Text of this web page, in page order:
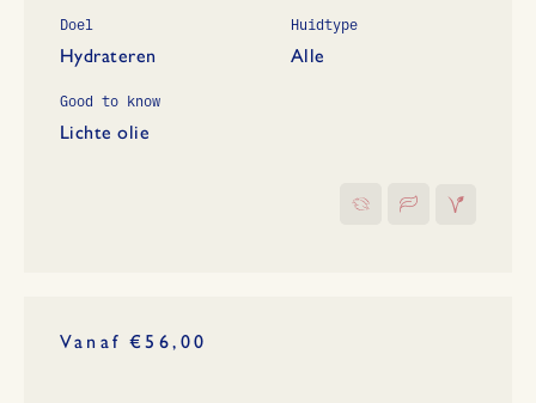
Doel
Hydrateren
Huidtype
Alle
Good to know
Lichte olie
Vanaf €56,00